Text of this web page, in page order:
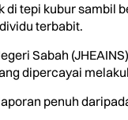
tepi kubur sambil
terbabit.
Sabah
dipercayai
penuh